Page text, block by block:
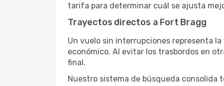
tarifa para determinar cuál se ajusta
Trayectos directos a Fort Bragg
Un vuelo sin interrupciones representa
económico. Al evitar los trasbordos en
final.
Nuestro sistema de búsqueda